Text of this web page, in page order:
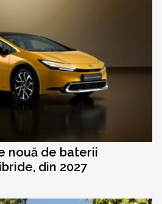
nouă de baterii
din 2027